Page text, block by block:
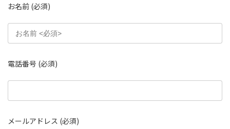
お名前 (必須)
電話番号 (必須)
メールアドレス (必須)